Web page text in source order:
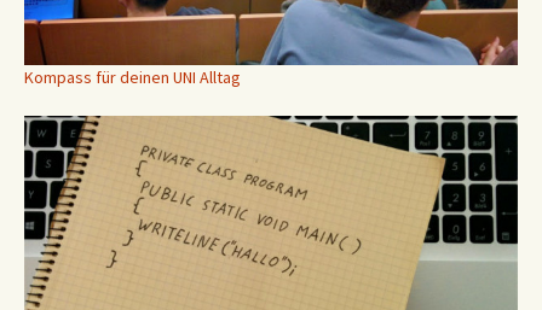
Kompass für deinen UNI Alltag